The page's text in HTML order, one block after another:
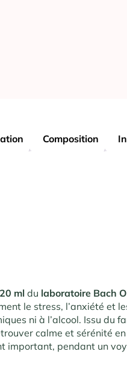
Composition
ml du laboratoire Bach
le stress, l’anxiété et
ni à l’alcool. Issu du
calme et sérénité
important, pendant un